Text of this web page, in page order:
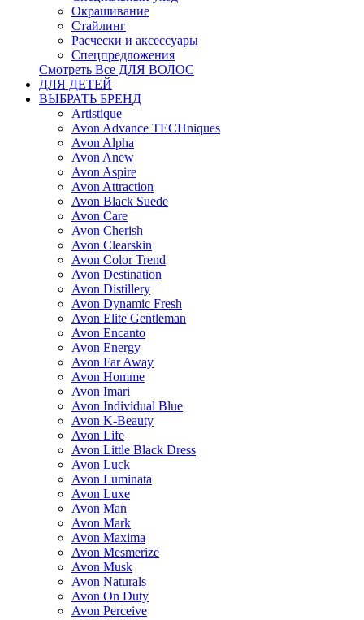
Окрашивание
Стайлинг
Расчески и аксессуары
Спецпредложения
Смотреть Все ДЛЯ ВОЛОС
ДЛЯ ДЕТЕЙ
ВЫБРАТЬ БРЕНД
Artistique
Avon Advance TECHniques
Avon Alpha
Avon Anew
Avon Aspire
Avon Attraction
Avon Black Suede
Avon Care
Avon Cherish
Avon Clearskin
Avon Color Trend
Avon Destination
Avon Distillery
Avon Dynamic Fresh
Avon Elite Gentleman
Avon Encanto
Avon Energy
Avon Far Away
Avon Homme
Avon Imari
Avon Individual Blue
Avon K-Beauty
Avon Life
Avon Little Black Dress
Avon Luck
Avon Luminata
Avon Luxe
Avon Man
Avon Mark
Avon Maxima
Avon Mesmerize
Avon Musk
Avon Naturals
Avon On Duty
Avon Perceive